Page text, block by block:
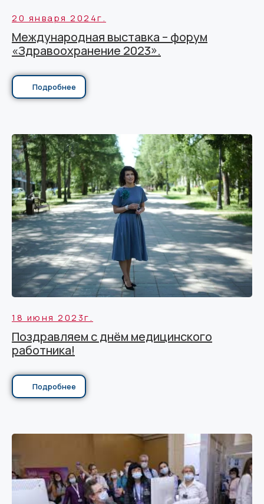
20 января 2024г.
Международная выставка – форум
«Здравоохранение 2023».
Подробнее
18 июня 2023г.
Поздравляем с днём медицинского
работника!
Подробнее